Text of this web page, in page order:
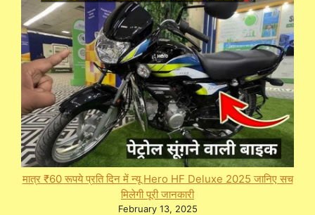
मात्र ₹60 रूपये प्रति दिन में न्यू Hero HF Deluxe 2025 जानिए सच
मिलेगी पूरी जानकारी
February 13, 2025